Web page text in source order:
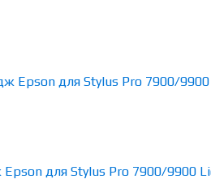
для Stylus Pro 7900/9900